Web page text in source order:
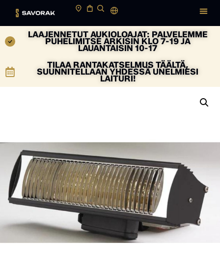
LAAJENNETUT AUKIOLOAJAT: PALVELEMME
PUHELIMITSE ARKISIN KLO 7-19 JA
LAUANTAISIN 10-17
TILAA RANTAKATSELMUS TÄÄLTÄ,
SUUNNITELLAAN YHDESSÄ UNELMIESI
LAITURI!